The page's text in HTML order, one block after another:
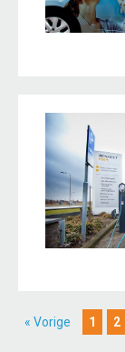
« Vorige 1 2